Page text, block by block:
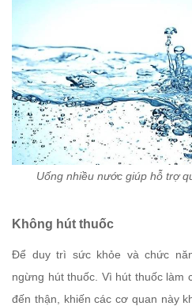
Uống nhiều nước giúp hỗ trợ
Không hút thuốc
Để duy trì sức khỏe và chức
ngừng hút thuốc. Vì hút thuốc làm
đến thận, khiến các cơ quan này